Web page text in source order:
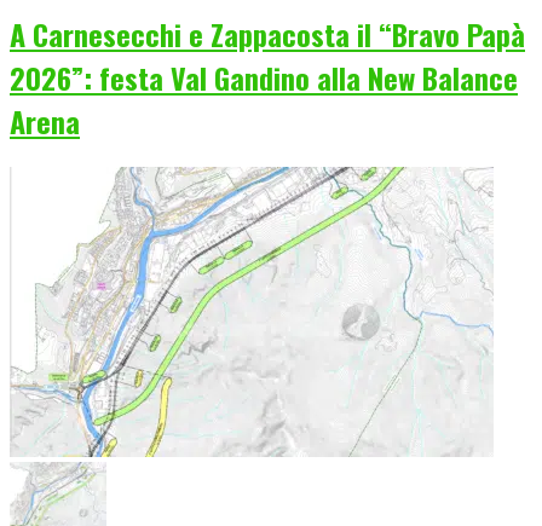
A Carnesecchi e Zappacosta il “Bravo Papà
2026”: festa Val Gandino alla New Balance
Arena